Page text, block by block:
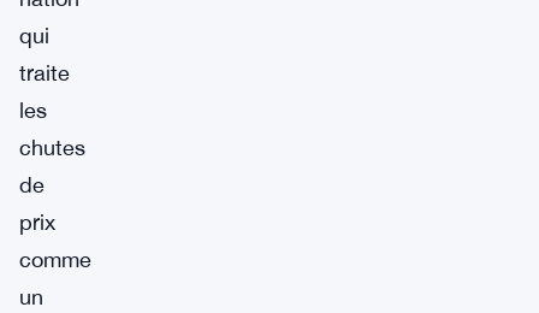
qui
traite
les
chutes
de
prix
comme
un